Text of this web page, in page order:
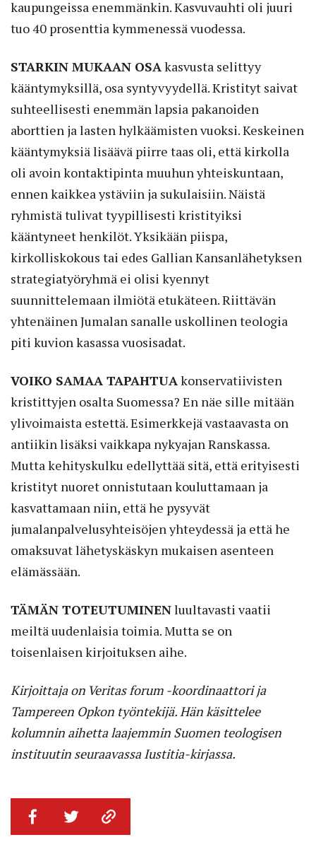
kaupungeissa enemmänkin. Kasvuvauhti oli juuri
tuo 40 prosenttia kymmenessä vuodessa.
STARKIN MUKAAN OSA kasvusta selittyy
kääntymyksillä, osa syntyvyydellä. Kristityt saivat
suhteellisesti enemmän lapsia pakanoiden
aborttien ja lasten hylkäämisten vuoksi. Keskeinen
kääntymyksiä lisäävä piirre taas oli, että kirkolla
oli avoin kontaktipinta muuhun yhteiskuntaan,
ennen kaikkea ystäviin ja sukulaisiin. Näistä
ryhmistä tulivat tyypillisesti kristityiksi
kääntyneet henkilöt. Yksikään piispa,
kirkolliskokous tai edes Gallian Kansanlähetyksen
strategiatyöryhmä ei olisi kyennyt
suunnittelemaan ilmiötä etukäteen. Riittävän
yhtenäinen Jumalan sanalle uskollinen teologia
piti kuvion kasassa vuosisadat.
VOIKO SAMAA TAPAHTUA konservatiivisten
kristittyjen osalta Suomessa? En näe sille mitään
ylivoimaista estettä. Esimerkkejä vastaavasta on
antiikin lisäksi vaikkapa nykyajan Ranskassa.
Mutta kehityskulku edellyttää sitä, että erityisesti
kristityt nuoret onnistutaan kouluttamaan ja
kasvattamaan niin, että he pysyvät
jumalanpalvelusyhteisöjen yhteydessä ja että he
omaksuvat lähetyskäskyn mukaisen asenteen
elämässään.
TÄMÄN TOTEUTUMINENluultavasti vaatii
meiltä uudenlaisia toimia. Mutta se on
toisenlaisen kirjoituksen aihe.
Kirjoittaja on Veritas forum -koordinaattori ja
Tampereen Opkon työntekijä. Hän käsittelee
kolumnin aihetta laajemmin Suomen teologisen
instituutin seuraavassa Iustitia-kirjassa.